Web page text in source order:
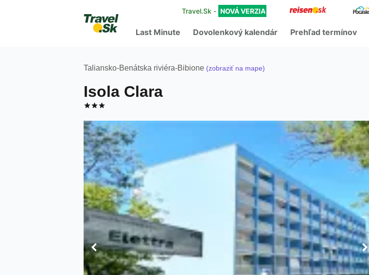
Last Minute Dovolenkový kalendár Prehľad termínov
Travel.Sk - NOVÁ VERZIA
Taliansko-Benátska riviéra-Bibione (zobraziť na mape)
Isola Clara